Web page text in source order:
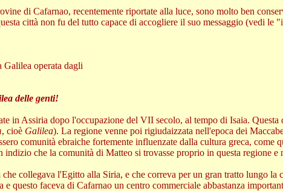
di Cafarnao, recentemente riportate alla luce, sono molto ben
città non fu del tutto capace di accogliere il suo messaggio (vedi
Galilea operata dagli
delle genti!
in Assiria dopo l'occupazione del VII secolo, al tempo di Isaia.
, cioè Galilea). La regione venne poi rigiudaizzata nell'epoca dei
comunità ebraiche fortemente influenzate dalla cultura greca,
che la comunità di Matteo si trovasse proprio in questa regione e
collegava l'Egitto alla Siria, e che correva per un gran tratto lungo la
questo faceva di Cafarnao un centro commerciale abbastanza